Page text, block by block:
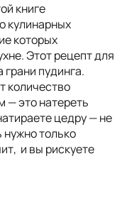
книге
кулинарных
которых
Этот рецепт для
пудинга.
количество
— это натереть
цедру — не
только
и вы рискуете